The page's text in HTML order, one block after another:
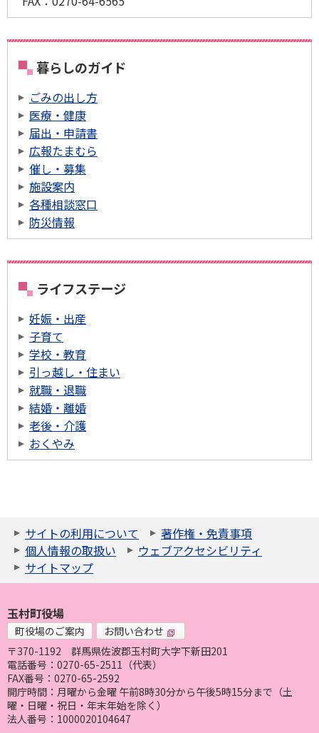
暮らしのガイド
ごみの出し方
医療・健康
届出・申請書
広報たまむら
催し・募集
施設案内
各種相談窓口
防災情報
ライフステージ
妊娠・出産
子育て
学校・教育
引っ越し・住まい
就職・退職
結婚・離婚
老後・介護
おくやみ
サイトの利用について
著作権・免責事項
個人情報の取扱い
ウェブアクセシビリティ
サイトマップ
玉村町役場
町役場のご案内
お問い合わせ
〒370-1192
群馬県佐波郡玉村町大字下新田201
電話番号：0270-65-2511（代表）
FAX番号：0270-65-2592
開庁時間：月曜から金曜 午前8時30分から午後5時15分まで（土
曜・日曜・祝日・年末年始を除く）
法人番号：1000020104647